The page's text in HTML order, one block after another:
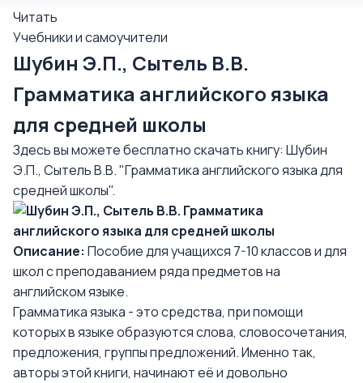
Читать
Учебники и самоучители
Шубин Э.П., Сытель В.В.
Грамматика английского языка
для средней школы
Здесь вы можете бесплатно скачать книгу: Шубин
Э.П., Сытель В.В. "Грамматика английского языка для
средней школы".
Описание: Пособие для учащихся 7-10 классов и для
школ с преподаванием ряда предметов на
английском языке.
Грамматика языка - это средства, при помощи
которых в языке образуются слова, словосочетания,
предложения, группы предложений. Именно так,
авторы этой книги, начинают её и довольно